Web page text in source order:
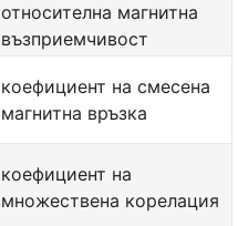
относителна магнитна
възприемчивост
коефициент на смесена
магнитна връзка
коефициент на
множествена корелация